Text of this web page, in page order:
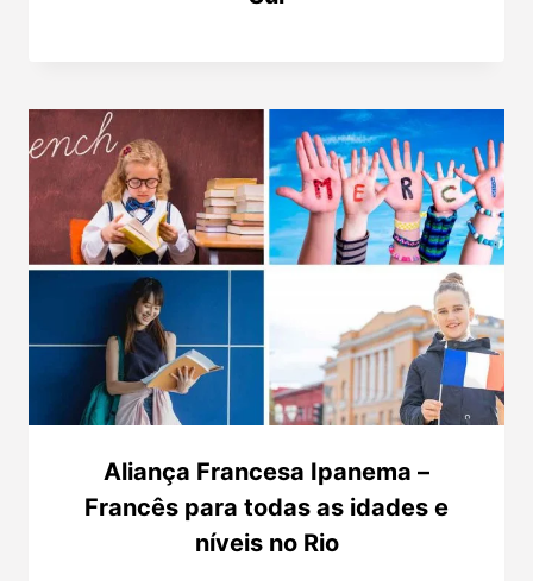
Aliança Francesa Ipanema –
Francês para todas as idades e
níveis no Rio